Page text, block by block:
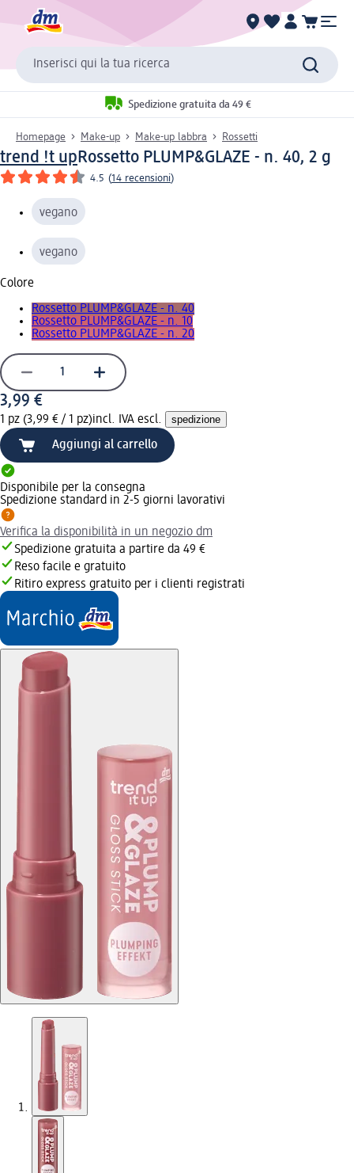
Inserisci qui la tua ricerca
Spedizione gratuita da 49 €
Homepage Make-up Make-up labbra Rossetti
trend !t upRossetto PLUMP&GLAZE - n. 40, 2 g
4.5 (14 recensioni)
vegano
vegano
Colore
Rossetto PLUMP&GLAZE - n. 40
Rossetto PLUMP&GLAZE - n. 10
Rossetto PLUMP&GLAZE - n. 20
3,99 €
1 pz (3,99 € / 1 pz)incl. IVA escl. spedizione
Aggiungi al carrello
Disponibile per la consegna
Spedizione standard in 2-5 giorni lavorativi
Verifica la disponibilità in un negozio dm
Spedizione gratuita a partire da 49 €
Reso facile e gratuito
Ritiro express gratuito per i clienti registrati